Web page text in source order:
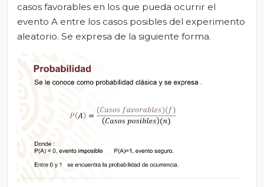
casos favorables en los que pueda ocurrir el
evento A entre los casos posibles del experimento
aleatorio. Se expresa de la siguiente forma.